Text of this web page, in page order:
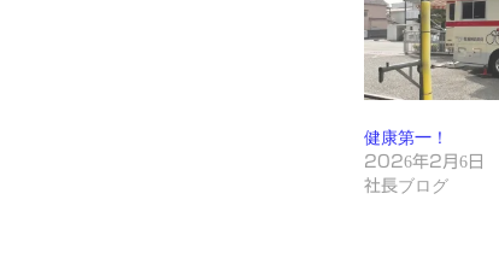
健康第一！
2026年2月6日
社長ブログ